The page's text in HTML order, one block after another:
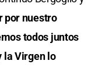
por nuestro
todos juntos
la Virgen lo